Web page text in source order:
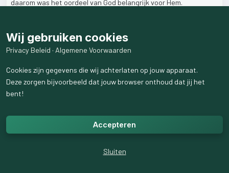
daarom was het oordeel van God belangrijk voor Hem.
maarPauluswerdgerechtvaardigddoor
deHeere!
Laten wijonzevoorgangersminderbekritiseren,
maarvoorhenbiddenomwijsheidenleidingvanGod.
Wij gebruiken cookies
Privacy Beleid · Algemene Voorwaarden
Cookies zijn gegevens die wij achterlaten op jouw apparaat.
Deze zorgen bijvoorbeeld dat jouw browser onthoud dat jij het
bent!
Accepteren
Sluiten